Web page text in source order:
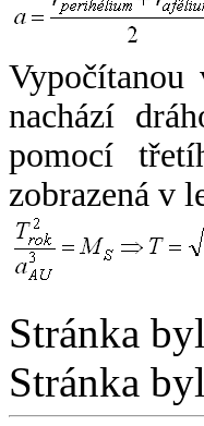
Vypočítanou
nachází
pomocí
zobrazená v
Stránka
Stránka